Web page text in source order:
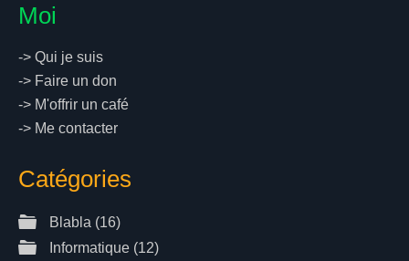
Moi
-> Qui je suis
-> Faire un don
-> M'offrir un café
-> Me contacter
Catégories
Blabla (16)
Informatique (12)